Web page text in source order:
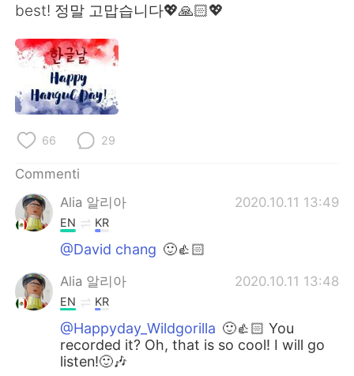
Deutsch
한국어
Türkçe
Português
best! 정말 고맙습니다💖🙏🏻💖
66 29
Commenti
Alia 알리아
2020.10.11 13:49
EN KR
@David chang 🙂👍🏻
Alia 알리아 2020.10.11 13:48
EN KR
@Happyday_Wildgorilla 🙂👍🏻 You
recorded it? Oh, that is so cool! I will go
listen!🙂🎶